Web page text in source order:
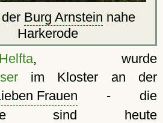
Burg Arnstein nahe
Harkerode
, wurde
im Kloster an der
Frauen - die
sind heute